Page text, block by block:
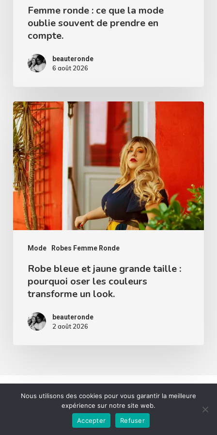
prendre
compte.
Femme ronde : ce que la mode
oublie souvent de prendre en
compte.
beauteronde
6 août 2026
Mode Robes Femme Ronde
Robe
bleue
et
jaune
grande
taille
pourquoi
oser
couleurs
transforme
Robe bleue et jaune grande taille :
pourquoi oser les couleurs
transforme un look.
beauteronde
2 août 2026
Laisser un commentaire
Mon commentaire est..
Nous utilisons des cookies pour vous garantir la meilleure
expérience sur notre site web.
Accepter
Refuser